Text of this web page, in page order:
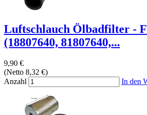
Luftschlauch Ölbadfilter -
(18807640, 81807640,...
9,90 €
(Netto 8,32 €)
Anzahl
In den